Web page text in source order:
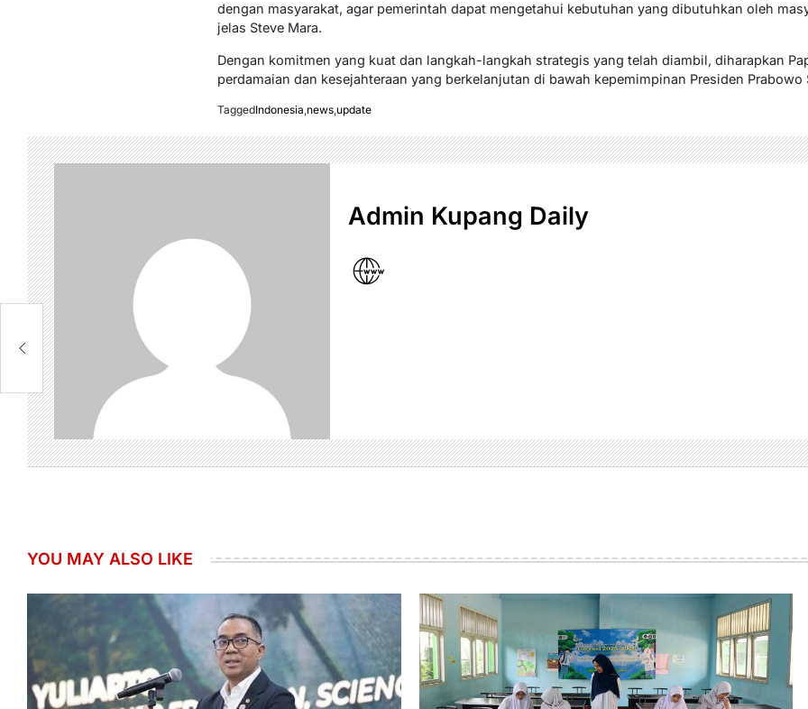
dengan masyarakat, agar pemerintah dapat mengetahui kebutuhan yang dibutuhkan oleh
jelas Steve Mara.
Dengan komitmen yang kuat dan langkah-langkah strategis yang telah diambil, diharapkan
perdamaian dan kesejahteraan yang berkelanjutan di bawah kepemimpinan Presiden Prabowo
TaggedIndonesia,news,update
Admin Kupang Daily
YOU MAY ALSO LIKE